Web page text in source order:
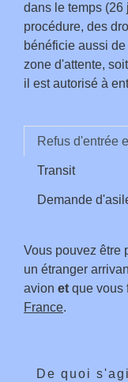
dans le temps (26
procédure, des
bénéficie aussi
zone d'attente,
il est autorisé à
Refus d'entrée
Transit
Demande
Vous pouvez être
un étranger
avion et que vous
France.
De quoi